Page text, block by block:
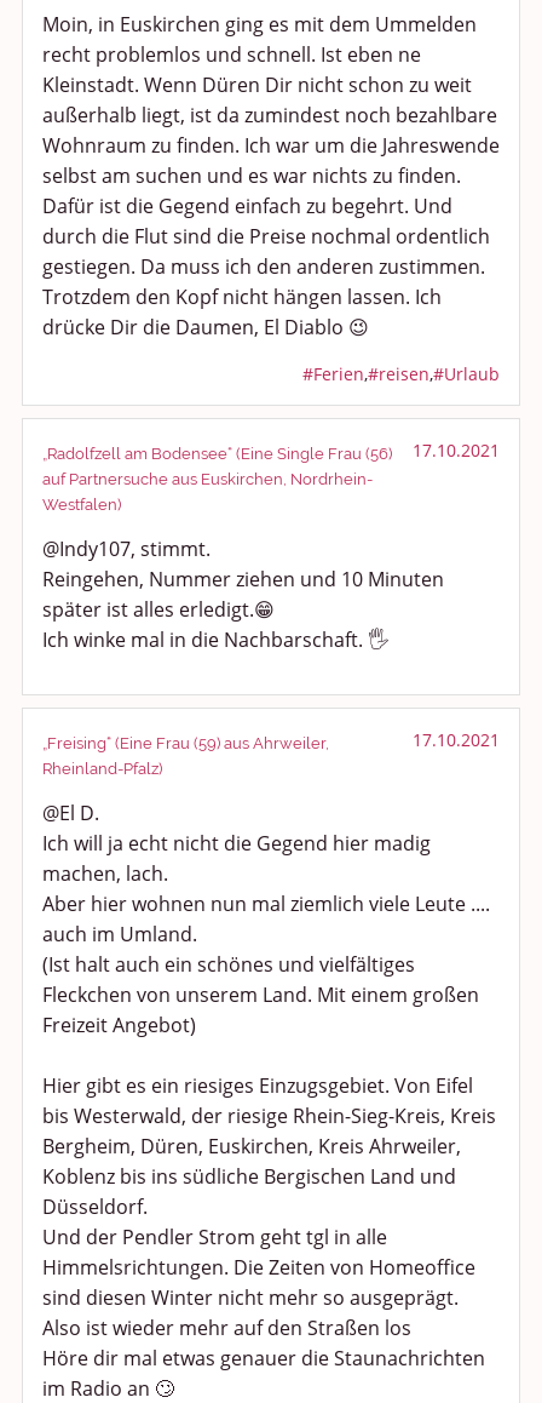
Moin, in Euskirchen ging es mit dem Ummelden
recht problemlos und schnell. Ist eben ne
Kleinstadt. Wenn Düren Dir nicht schon zu weit
außerhalb liegt, ist da zumindest noch bezahlbare
Wohnraum zu finden. Ich war um die Jahreswende
selbst am suchen und es war nichts zu finden.
Dafür ist die Gegend einfach zu begehrt. Und
durch die Flut sind die Preise nochmal ordentlich
gestiegen. Da muss ich den anderen zustimmen.
Trotzdem den Kopf nicht hängen lassen. Ich
drücke Dir die Daumen, El Diablo 😉
#Ferien,#reisen,#Urlaub
„Radolfzell am Bodensee“ (Eine Single Frau (56)
auf Partnersuche aus Euskirchen, Nordrhein-
Westfalen)
17.10.2021
@Indy107, stimmt.
Reingehen, Nummer ziehen und 10 Minuten
später ist alles erledigt.😁
Ich winke mal in die Nachbarschaft. 🖐
„Freising“ (Eine Frau (59) aus Ahrweiler,
Rheinland-Pfalz)
17.10.2021
@El D.
Ich will ja echt nicht die Gegend hier madig
machen, lach.
Aber hier wohnen nun mal ziemlich viele Leute ....
auch im Umland.
(Ist halt auch ein schönes und vielfältiges
Fleckchen von unserem Land. Mit einem großen
Freizeit Angebot)
Hier gibt es ein riesiges Einzugsgebiet. Von Eifel
bis Westerwald, der riesige Rhein-Sieg-Kreis, Kreis
Bergheim, Düren, Euskirchen, Kreis Ahrweiler,
Koblenz bis ins südliche Bergischen Land und
Düsseldorf.
Und der Pendler Strom geht tgl in alle
Himmelsrichtungen. Die Zeiten von Homeoffice
sind diesen Winter nicht mehr so ausgeprägt.
Also ist wieder mehr auf den Straßen los
Höre dir mal etwas genauer die Staunachrichten
im Radio an 🙄